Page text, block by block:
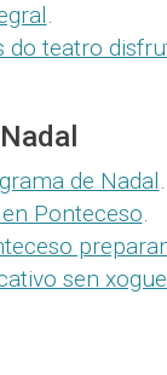
.
do teatro
de Nadal.
Ponteceso.
sen